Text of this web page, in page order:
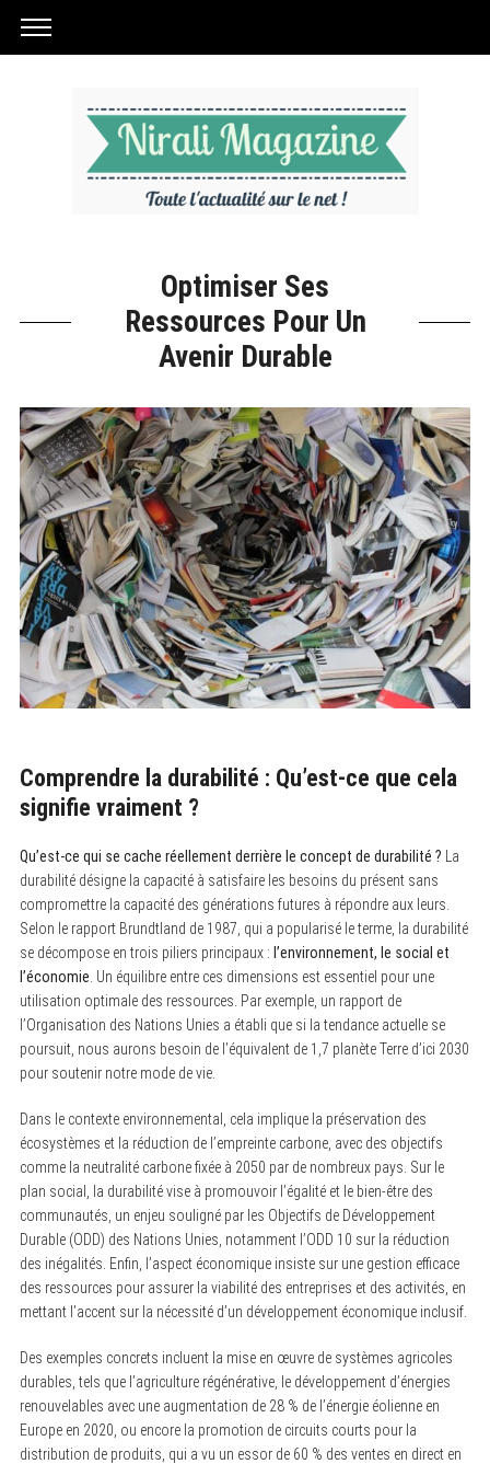
Optimiser Ses
Ressources Pour Un
Avenir Durable
Comprendre la durabilité : Qu’est-ce que cela
signifie vraiment ?
Qu’est-ce qui se cache réellement derrière le concept de durabilité ? La
durabilité désigne la capacité à satisfaire les besoins du présent sans
compromettre la capacité des générations futures à répondre aux leurs.
Selon le rapport Brundtland de 1987, qui a popularisé le terme, la durabilité
se décompose en trois piliers principaux : l’environnement, le social et
l’économie . Un équilibre entre ces dimensions est essentiel pour une
utilisation optimale des ressources. Par exemple, un rapport de
l’Organisation des Nations Unies a établi que si la tendance actuelle se
poursuit, nous aurons besoin de l’équivalent de 1,7 planète Terre d’ici 2030
pour soutenir notre mode de vie.
Dans le contexte environnemental, cela implique la préservation des
écosystèmes et la réduction de l’empreinte carbone, avec des objectifs
comme la neutralité carbone fixée à 2050 par de nombreux pays. Sur le
plan social, la durabilité vise à promouvoir l’égalité et le bien-être des
communautés, un enjeu souligné par les Objectifs de Développement
Durable (ODD) des Nations Unies, notamment l’ODD 10 sur la réduction
des inégalités. Enfin, l’aspect économique insiste sur une gestion efficace
des ressources pour assurer la viabilité des entreprises et des activités, en
mettant l’accent sur la nécessité d’un développement économique inclusif.
Des exemples concrets incluent la mise en œuvre de systèmes agricoles
durables, tels que l’agriculture régénérative, le développement d’énergies
renouvelables avec une augmentation de 28 % de l’énergie éolienne en
Europe en 2020, ou encore la promotion de circuits courts pour la
distribution de produits, qui a vu un essor de 60 % des ventes en direct en